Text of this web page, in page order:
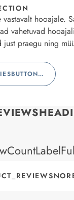
vastavalt hooajale.
vahetuvad
just praegu ning
PRODUCT_SERIESBUTTONLABEL